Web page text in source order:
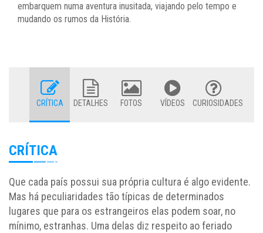
embarquem numa aventura inusitada, viajando pelo tempo e
mudando os rumos da História.
CRÍTICA DETALHES FOTOS VÍDEOS CURIOSIDADES
CRÍTICA
Que cada país possui sua própria cultura é algo evidente.
Mas há peculiaridades tão típicas de determinados
lugares que para os estrangeiros elas podem soar, no
mínimo, estranhas. Uma delas diz respeito ao feriado